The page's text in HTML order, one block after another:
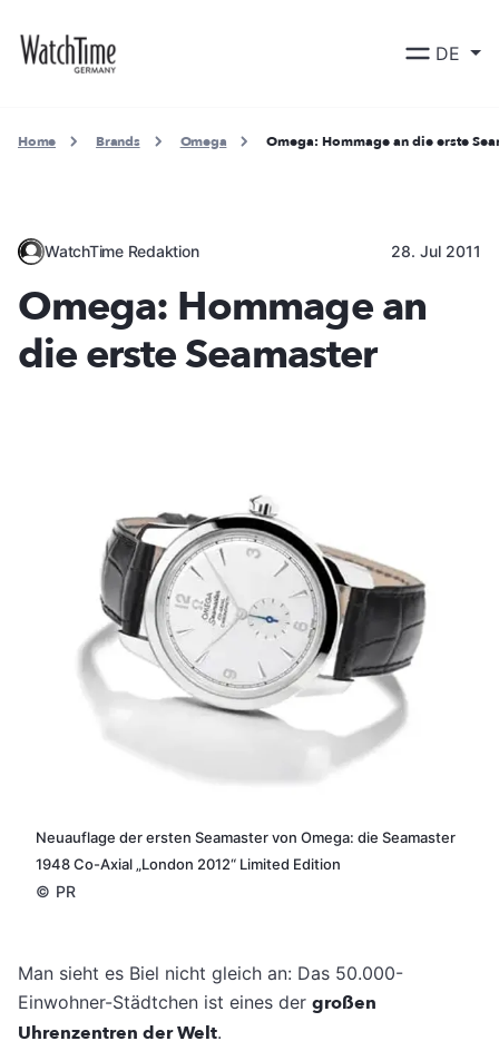
DE
Home Brands Omega Omega: Hommage an die erste
WatchTime Redaktion 28. Jul 2011
Omega: Hommage an
die erste Seamaster
Neuauflage der ersten Seamaster von Omega: die Seamaster
1948 Co-Axial „London 2012“ Limited Edition
© PR
Man sieht es Biel nicht gleich an: Das 50.000-
Einwohner-Städtchen ist eines der großen
Uhrenzentren der Welt.